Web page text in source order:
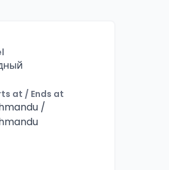
at / Ends at
/